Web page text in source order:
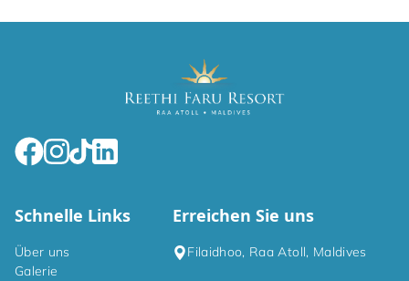
Schnelle Links
Über uns
Galerie
Erreichen Sie uns
Filaidhoo, Raa Atoll, Maldives